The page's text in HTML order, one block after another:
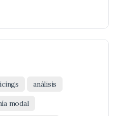
análisis
modal